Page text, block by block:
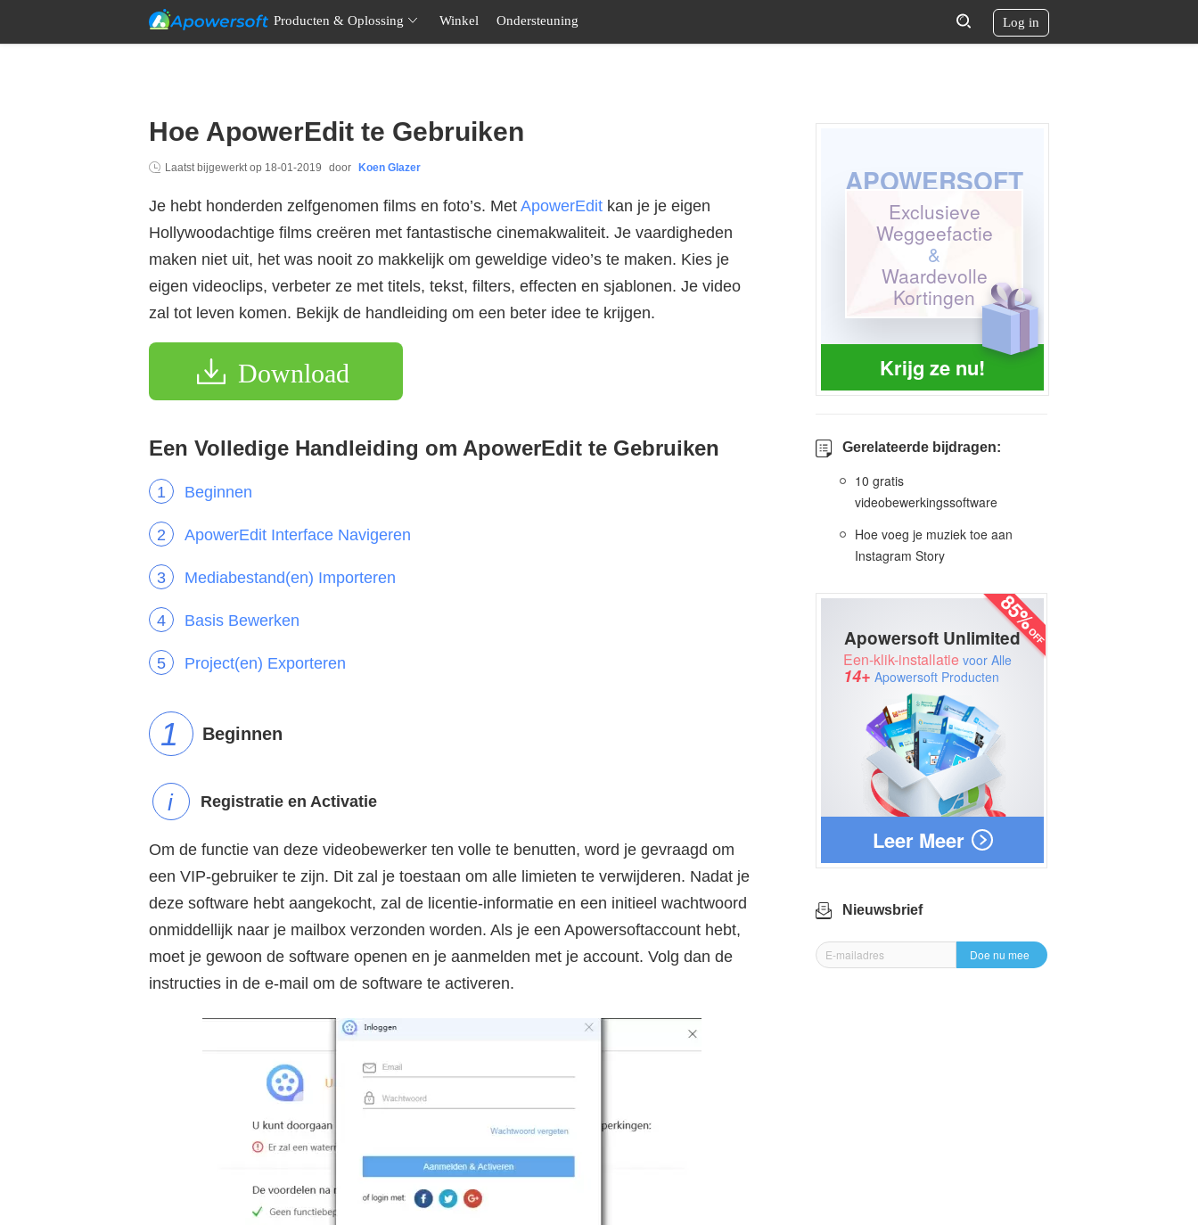
Producten & Oplossing Winkel Ondersteuning Log in
Hoe ApowerEdit te Gebruiken
Laatst bijgewerkt op 18-01-2019 door Koen Glazer
Je hebt honderden zelfgenomen films en foto’s. Met ApowerEdit kan je je eigen
Hollywoodachtige films creëren met fantastische cinemakwaliteit. Je vaardigheden
maken niet uit, het was nooit zo makkelijk om geweldige video’s te maken. Kies je
eigen videoclips, verbeter ze met titels, tekst, filters, effecten en sjablonen. Je video
zal tot leven komen. Bekijk de handleiding om een beter idee te krijgen.
Download
Een Volledige Handleiding om ApowerEdit te Gebruiken
Beginnen
ApowerEdit Interface Navigeren
Mediabestand(en) Importeren
Basis Bewerken
Project(en) Exporteren
Beginnen
Registratie en Activatie
Om de functie van deze videobewerker ten volle te benutten, word je gevraagd om
een VIP-gebruiker te zijn. Dit zal je toestaan om alle limieten te verwijderen. Nadat je
deze software hebt aangekocht, zal de licentie-informatie en een initieel wachtwoord
onmiddellijk naar je mailbox verzonden worden. Als je een Apowersoftaccount hebt,
moet je gewoon de software openen en je aanmelden met je account. Volg dan de
instructies in de e-mail om de software te activeren.
Krijg ze nu!
APOWERSOFT
Exclusieve
Weggeefactie
&
Waardevolle
Kortingen
Gerelateerde bijdragen:
10 gratis
videobewerkingssoftware
Hoe voeg je muziek toe aan
Instagram Story
Leer Meer
Apowersoft Unlimited
Een-klik-installatie voor Alle
14+ Apowersoft Producten
Nieuwsbrief
Doe nu mee